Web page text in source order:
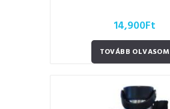
14,900Ft
TOVÁBB OLVASOM